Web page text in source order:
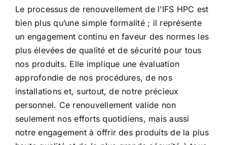
Le processus de renouvellement de l’IFS HPC est
bien plus qu’une simple formalité ; il représente
un engagement continu en faveur des normes les
plus élevées de qualité et de sécurité pour tous
nos produits. Elle implique une évaluation
approfondie de nos procédures, de nos
installations et, surtout, de notre précieux
personnel. Ce renouvellement valide non
seulement nos efforts quotidiens, mais aussi
notre engagement à offrir des produits de la plus